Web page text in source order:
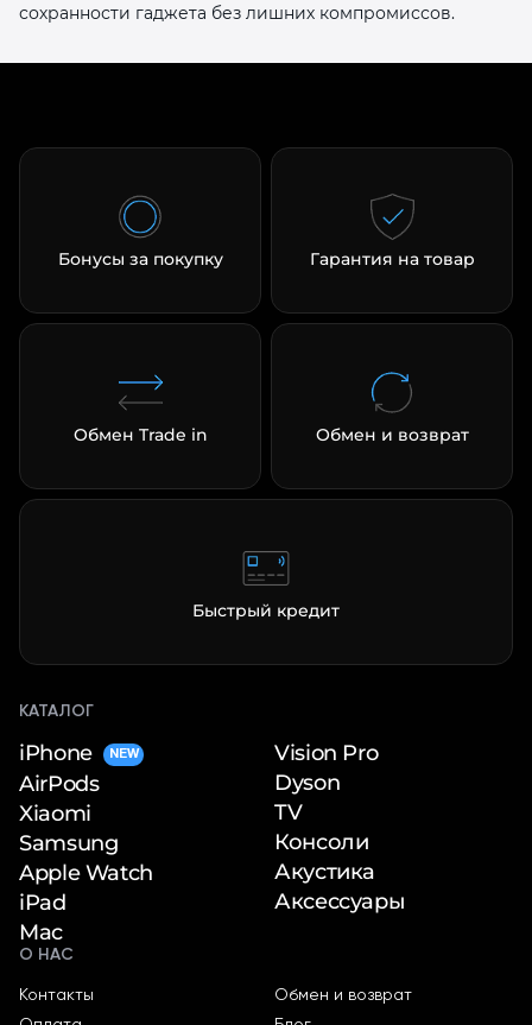
сохранности гаджета без лишних компромиссов.
Бонусы за покупку Гарантия на товар
Обмен Trade in Обмен и возврат
Быстрый кредит
КАТАЛОГ
iPhone NEW
AirPods
Xiaomi
Samsung
Apple Watch
iPad
Mac
Vision Pro
Dyson
TV
Консоли
Акустика
Аксессуары
О НАС
Контакты
Обмен и возврат